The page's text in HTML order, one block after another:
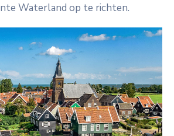
Waterland op te richten.